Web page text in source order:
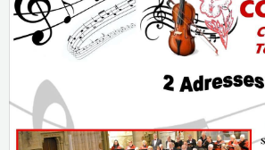
Recrutement
Archives / Concerts / Affiches
Revue de presse
Liens